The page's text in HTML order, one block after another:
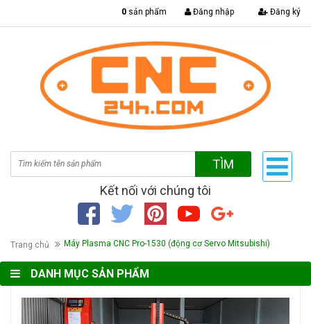
0 sản phẩm Đăng nhập Đăng ký
TÌM
Kết nối với chúng tôi
Trang chủ Máy Plasma CNC Pro-1530 (động cơ Servo Mitsubishi)
DANH MỤC SẢN PHẨM